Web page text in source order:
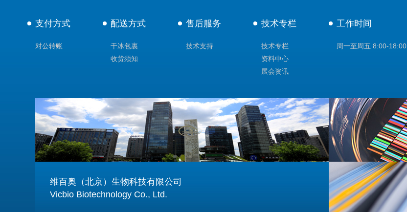
支付方式
对公转账
配送方式
干冰包裹
收货须知
售后服务
技术支持
技术专栏
技术专栏
资料中心
展会资讯
工作时间
周一至周五 8:00-18:00
维百奥（北京）生物科技有限公司
Vicbio Biotechnology Co., Ltd.